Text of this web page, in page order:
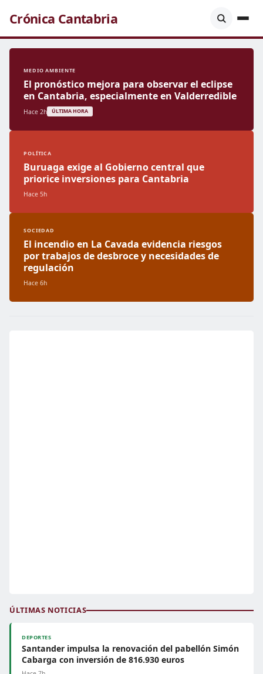
Crónica Cantabria
MEDIO AMBIENTE
El pronóstico mejora para observar el eclipse
en Cantabria, especialmente en Valderredible
Hace 2h ÚLTIMA HORA
POLÍTICA
Buruaga exige al Gobierno central que
priorice inversiones para Cantabria
Hace 5h
SOCIEDAD
El incendio en La Cavada evidencia riesgos
por trabajos de desbroce y necesidades de
regulación
Hace 6h
ÚLTIMAS NOTICIAS
DEPORTES
Santander impulsa la renovación del pabellón Simón
Cabarga con inversión de 816.930 euros